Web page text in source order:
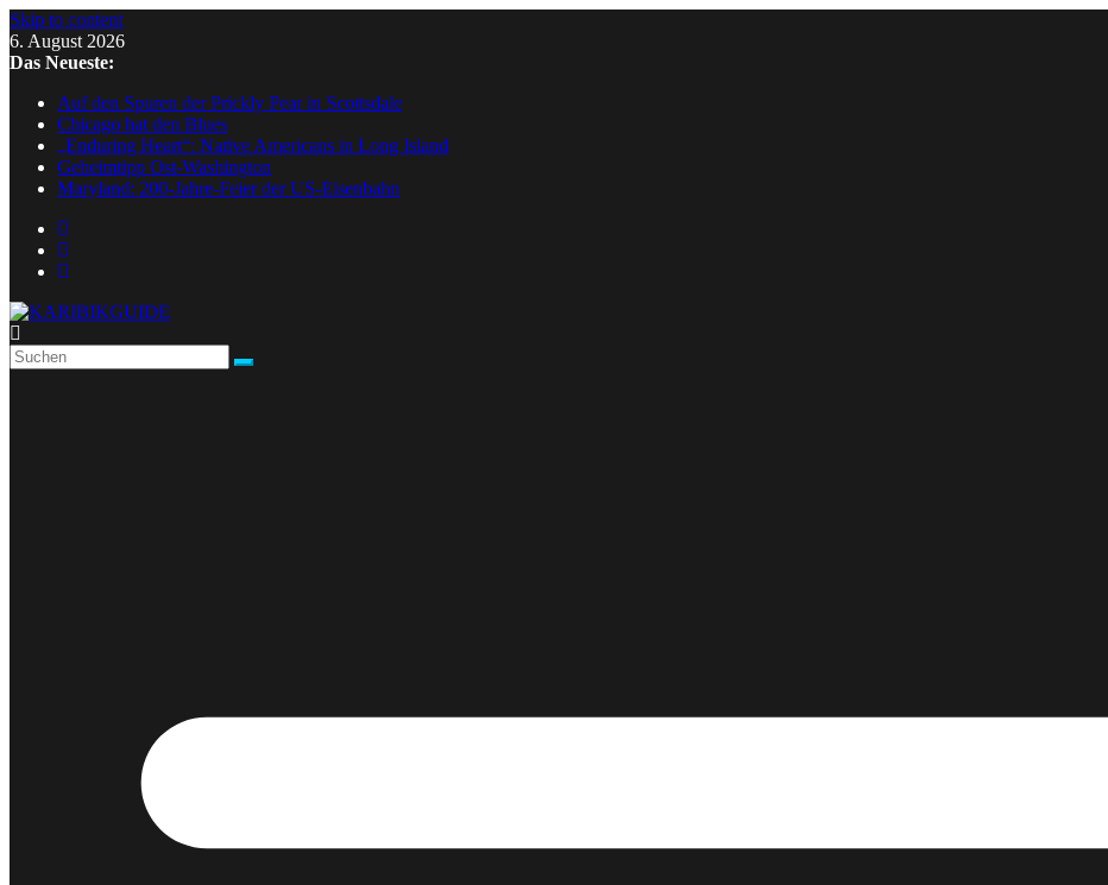
Skip to content
6. August 2026
Das Neueste:
Auf den Spuren der Prickly Pear in Scottsdale
Chicago hat den Blues
„Enduring Heart“: Native Americans in Long Island
Geheimtipp Ost-Washington
Maryland: 200-Jahre-Feier der US-Eisenbahn